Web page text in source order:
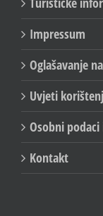
Impressum
Oglašavanje
Uvjeti
Osobni
Kontakt